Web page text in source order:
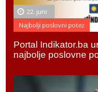
22. juni
Najbolji poslovni potez
Portal Indikator.ba
najbolje poslovne